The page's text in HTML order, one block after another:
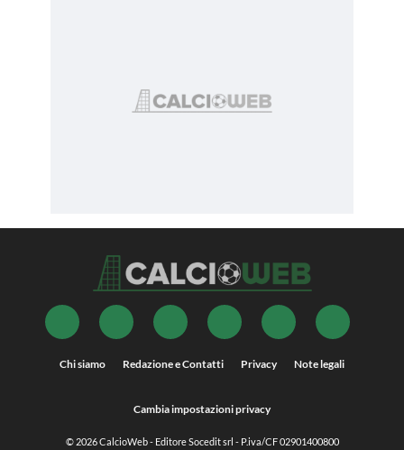
Chi siamo Redazione e Contatti Privacy Note legali
Cambia impostazioni privacy
© 2026CalcioWeb- Editore Socedit srl - P.iva/CF 02901400800